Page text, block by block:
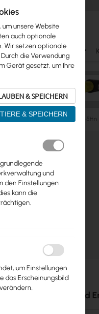
& SOHO Antennas
Mikrotik RouterBOARD 711A-5Hn
Ende
Bildgalerie
springen
Zum
Anfang
der
Zubehör und
unsere Website
auch optionale
Wir setzen optionale
die Verwendung
Gerät gesetzt, um Ihre
& SPEICHERN
& SPEICHERN
und
den Einstellungen
kann die
um Einstellungen
das Erscheinungsbild